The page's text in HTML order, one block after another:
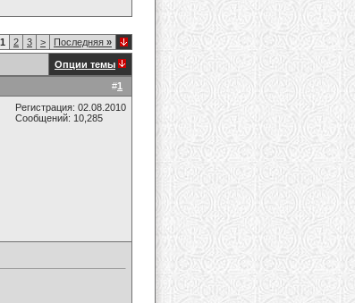
1 2 3 > Последняя »
Опции темы
#1
Регистрация: 02.08.2010
Сообщений: 10,285